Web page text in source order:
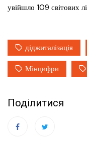
увійшло 109 світових
діджиталізація
Мінцифри
Поділитися